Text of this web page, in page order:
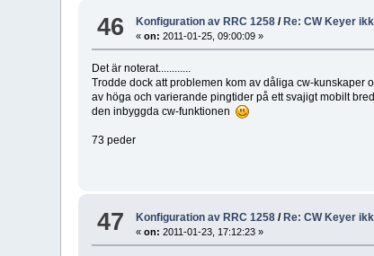
46 Konfiguration av RRC 1258 / Re: CW Keyer
«on: 2011-01-25, 09:00:09 »
Det är noterat............
Trodde dock att problemen kom av dåliga cw-kunskaper
av höga och varierande pingtider på ett svajigt mobilt
den inbyggda cw-funktionen
73 peder
47 Konfiguration av RRC 1258 /Re: CW Keyer
«on: 2011-01-23, 17:12:23 »